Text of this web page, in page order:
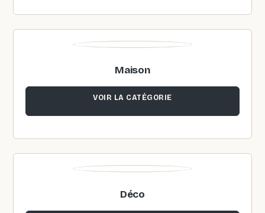
Maison
VOIR LA CATÉGORIE
Déco